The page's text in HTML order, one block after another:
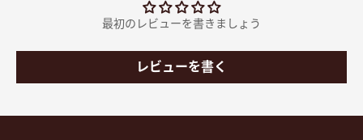
最初のレビューを書きましょう
レビューを書く